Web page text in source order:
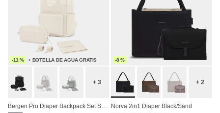
-11 % + BOTELLA DE AGUA GRATIS
+ 3
Bergen Pro Diaper Backpack Set Sandstone
-8 %
+ 2
Norva 2in1 Diaper Black/Sand